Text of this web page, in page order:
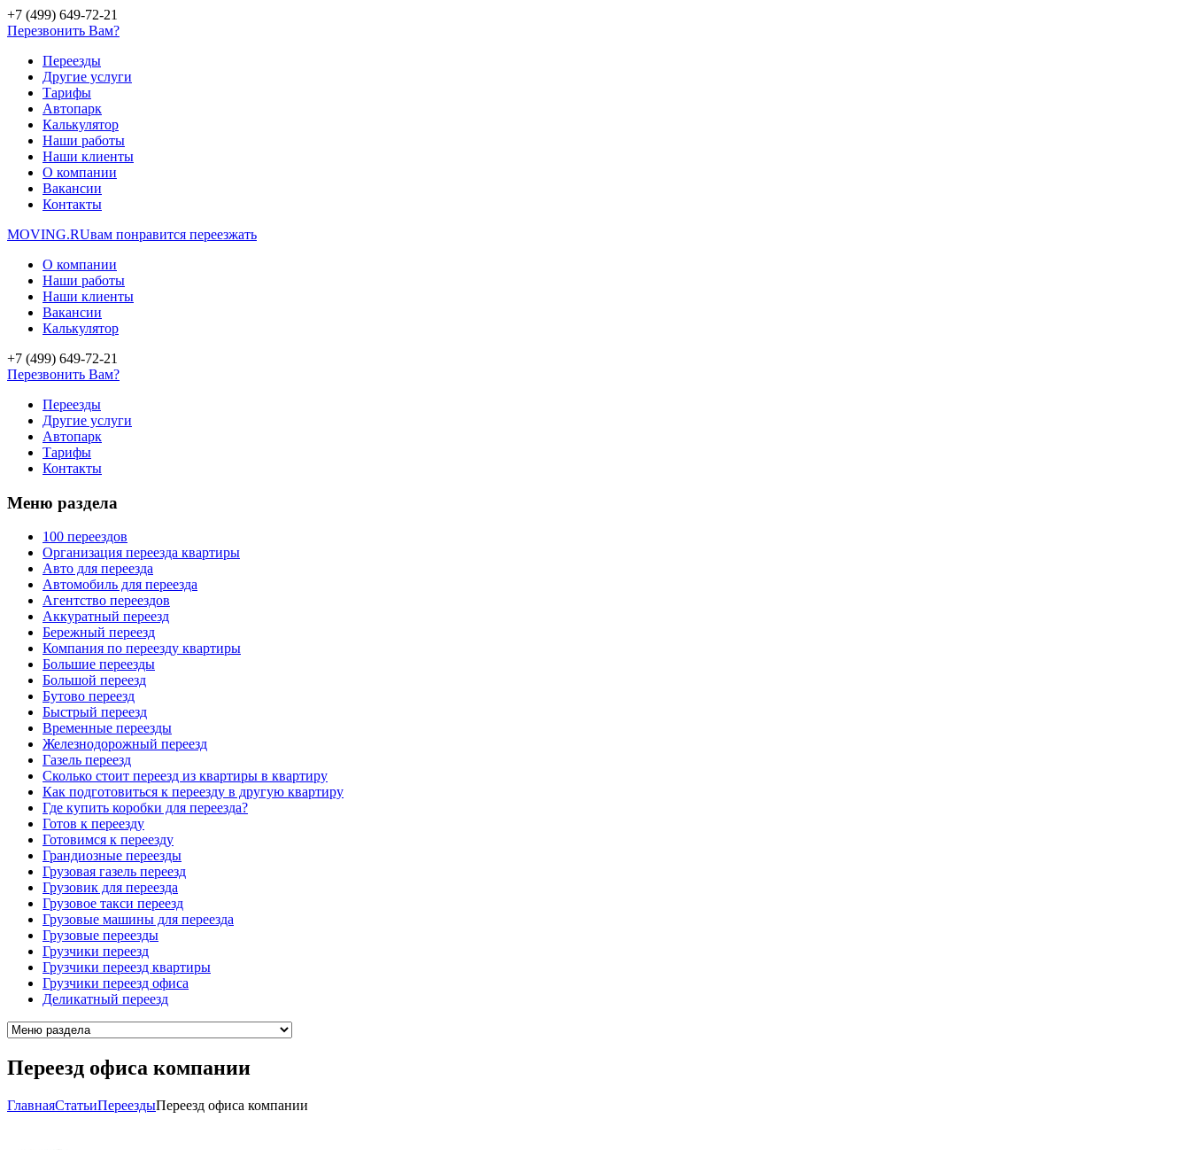
+7 (499) 649-72-21
Перезвонить Вам?
Переезды
Другие услуги
Тарифы
Автопарк
Калькулятор
Наши работы
Наши клиенты
О компании
Вакансии
Контакты
MOVING.RUвам понравится переезжать
О компании
Наши работы
Наши клиенты
Вакансии
Калькулятор
+7 (499) 649-72-21
Перезвонить Вам?
Переезды
Другие услуги
Автопарк
Тарифы
Контакты
Меню раздела
100 переездов
Организация переезда квартиры
Авто для переезда
Автомобиль для переезда
Агентство переездов
Аккуратный переезд
Бережный переезд
Компания по переезду квартиры
Большие переезды
Большой переезд
Бутово переезд
Быстрый переезд
Временные переезды
Железнодорожный переезд
Газель переезд
Сколько стоит переезд из квартиры в квартиру
Как подготовиться к переезду в другую квартиру
Где купить коробки для переезда?
Готов к переезду
Готовимся к переезду
Грандиозные переезды
Грузовая газель переезд
Грузовик для переезда
Грузовое такси переезд
Грузовые машины для переезда
Грузовые переезды
Грузчики переезд
Грузчики переезд квартиры
Грузчики переезд офиса
Деликатный переезд
Переезд офиса компании
ГлавнаяCтатьиПереездыПереезд офиса компании